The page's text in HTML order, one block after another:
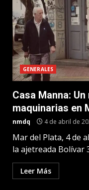
GENERALES
Casa Manna:
maquinarias en
nmdq 4 de abril de
Mar del Plata, 4 de
la ajetreada Bolívar
Leer Más